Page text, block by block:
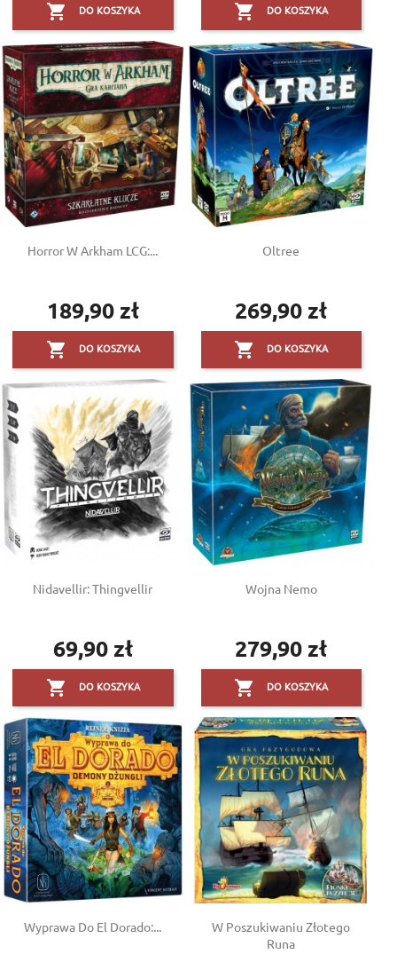
 DO KOSZYKA  DO KOSZYKA
Horror W Arkham LCG:...
Cena
189,90 zł
 DO KOSZYKA
Oltree
Cena
269,90 zł
 DO KOSZYKA
Nidavellir: Thingvellir
Cena
69,90 zł
 DO KOSZYKA
Wojna Nemo
Cena
279,90 zł
 DO KOSZYKA
Wyprawa Do El Dorado:...
W Poszukiwaniu Złotego
Runa